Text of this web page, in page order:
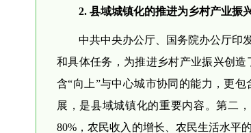
2. 县域城镇化的推进为乡村产业振
中共中央办公厅、国务院办公厅印
和具体任务，为推进乡村产业振兴创
含“向上”与中心城市协同的能力，更
展，是县域城镇化的重要内容。第二
80%，农民收入的增长、农民生活水平